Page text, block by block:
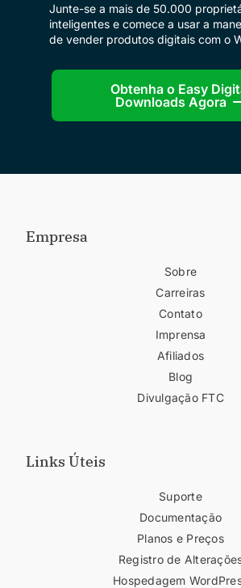
Junte-se a mais de 50.000
inteligentes e comece a usar a
de vender produtos digitais com o
Obtenha o Easy
Downloads Agora
Empresa
Sobre
Carreiras
Contato
Imprensa
Afiliados
Blog
Divulgação FTC
Links Úteis
Suporte
Documentação
Planos e Preços
Registro de
Hospedagem